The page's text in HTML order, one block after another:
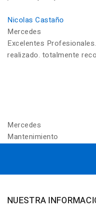
Nicolas Castaño
Mercedes
Excelentes
realizado. totalmente
Mercedes
Mantenimiento
NUESTRA